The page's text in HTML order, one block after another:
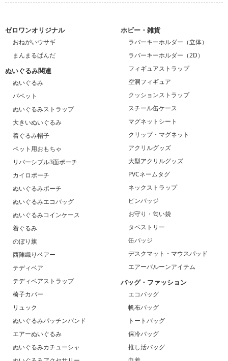
ゼロワンオリジナル
おねがいウサギ
まんまるぱんだ
ぬいぐるみ関連
ぬいぐるみ
パペット
ぬいぐるみストラップ
大きいぬいぐるみ
着ぐるみ帽子
ペット用おもちゃ
リバーシブル3面ポーチ
カイロポーチ
ぬいぐるみポーチ
ぬいぐるみエコバッグ
ぬいぐるみコインケース
着ぐるみ
のぼり旗
西陣織りベアー
テディベア
テディベアストラップ
椅子カバー
リュック
ぬいぐるみパッチンバンド
エアーぬいぐるみ
ぬいぐるみカチューシャ
ホビー・雑貨
ラバーキーホルダー（立体）
ラバーキーホルダー（2D）
フィギュアストラップ
空洞フィギュア
クッションストラップ
スチール缶ケース
マグネットシート
クリップ・マグネット
アクリルグッズ
大型アクリルグッズ
PVCネームタグ
ネックストラップ
ピンバッジ
お守り・匂い袋
タペストリー
缶バッジ
デスクマット・マウスパッド
エアーバルーンアイテム
バッグ・ファッション
エコバッグ
帆布バッグ
トートバッグ
保冷バッグ
推し活バッグ